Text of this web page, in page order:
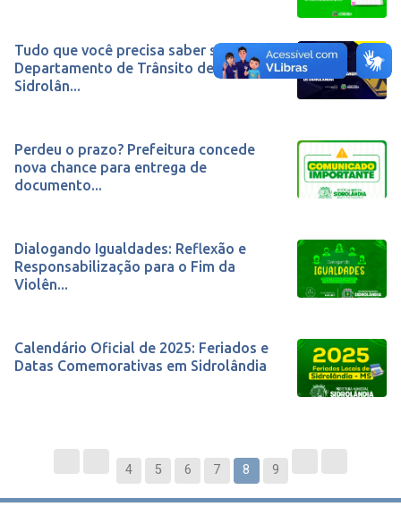
Tudo que você precisa saber sobre o
Departamento de Trânsito de
Sidrolân...
Perdeu o prazo? Prefeitura concede
nova chance para entrega de
documento...
Dialogando Igualdades: Reflexão e
Responsabilização para o Fim da
Violên...
Calendário Oficial de 2025: Feriados e
Datas Comemorativas em Sidrolândia
4 5 6 7 8 9